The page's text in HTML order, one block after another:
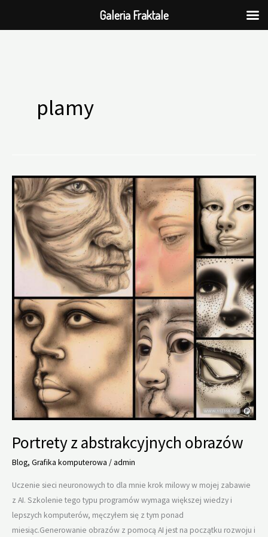
plamy
Portrety z abstrakcyjnych obrazów
Blog, Grafika komputerowa /admin
Uczenie sieci neuronowych to dla mnie krok milowy w mojej zabawie
z AI. Szkolenie tego typu programów wymaga większej wiedzy i
lepszych komputerów, męczyłem się z tym ponad
miesiąc.Generowanie obrazów z pomocą AI jest na początku rozwoju i
Galeria Fraktale